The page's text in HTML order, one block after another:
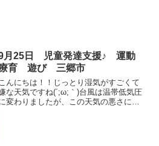
月25日 児童発達支援♪ 運動
育 遊び 三郷市
んにちは！！じっとり湿気がすごくて
な天気ですね(´;ω;｀)台風は温帯低気圧
変わりましたが、この天気の悪さに何